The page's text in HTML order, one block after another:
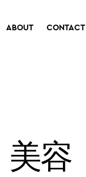
ABOUT CONTACT
美容